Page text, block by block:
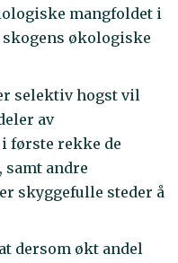
mangfoldet i
økologiske
selektiv hogst vil
av
første rekke de
andre
skyggefulle steder å
dersom økt andel